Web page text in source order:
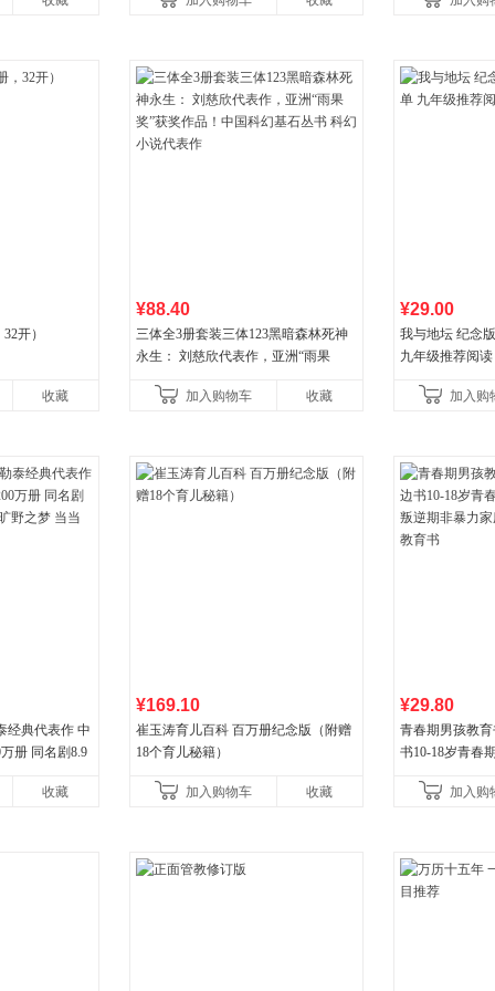
国青年出版社
开）
收藏
¥88.40
三体全3册套装三体123黑暗森林死神
永生： 刘慈欣代表作，亚洲“雨果
小说代表作加入购物车 收藏
¥29.00
我与地坛 纪念
九年级推荐阅
加入购
经典代表作 中
册 同名剧8.9
收藏
¥169.10
崔玉涛育儿百科 百万册纪念版（附赠
18个育儿秘籍）
加入购物车 收藏
¥29.80
青春期男孩教
书10-18岁青春
育书
加入购